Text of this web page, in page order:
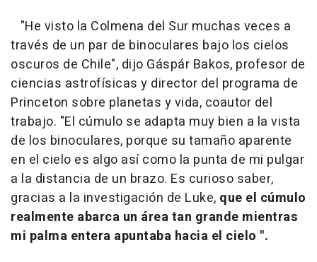
"He visto la Colmena del Sur muchas veces a
través de un par de binoculares bajo los cielos
oscuros de Chile", dijo Gáspár Bakos, profesor de
ciencias astrofísicas y director del programa de
Princeton sobre planetas y vida, coautor del
trabajo. "El cúmulo se adapta muy bien a la vista
de los binoculares, porque su tamaño aparente
en el cielo es algo así como la punta de mi pulgar
a la distancia de un brazo. Es curioso saber,
gracias a la investigación de Luke, que el cúmulo
realmente abarca un área tan grande mientras
mi palma entera apuntaba hacia el cielo ".